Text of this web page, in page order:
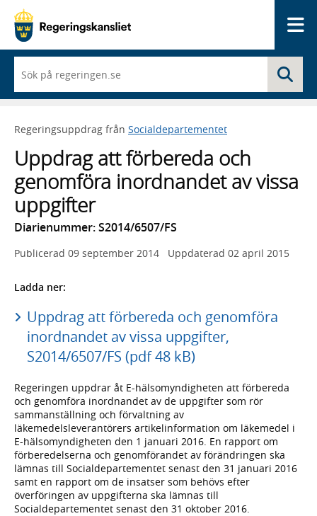
du
börjar
skriva
framträder
lista
med
sökförslag
Regeringsuppdrag från Socialdepartementet
Uppdrag att förbereda och
genomföra inordnandet av vissa
uppgifter
Diarienummer: S2014/6507/FS
Publicerad 09 september 2014 Uppdaterad 02 april 2015
Ladda ner:
Uppdrag att förbereda och genomföra
inordnandet av vissa uppgifter,
S2014/6507/FS (pdf 48 kB)
Regeringen uppdrar åt E-hälsomyndigheten att förbereda
och genomföra inordnandet av de uppgifter som rör
sammanställning och förvaltning av
läkemedelsleverantörers artikelinformation om läkemedel i
E-hälsomyndigheten den 1 januari 2016. En rapport om
förberedelserna och genomförandet av förändringen ska
lämnas till Socialdepartementet senast den 31 januari 2016
samt en rapport om de insatser som behövs efter
överföringen av uppgifterna ska lämnas till
Socialdepartementet senast den 31 oktober 2016.